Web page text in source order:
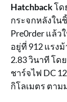
Hatchbackโด
กระจกหลังใน
Pre0rder แล้ว
อยู่ที่ 912 แรง
2.83 วินาที โด
ชาร์จไฟ DC
กิโลเมตร ตาม